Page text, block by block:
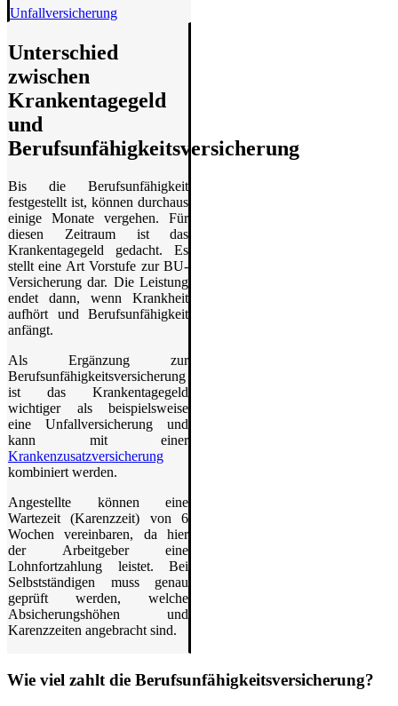
Unfallversicherung
Unterschied
zwischen
Krankentagegeld
und
Berufsunfähigkeitsversicherung
Bis die Berufsunfähigkeit
festgestellt ist, können durchaus
einige Monate vergehen. Für
diesen Zeitraum ist das
Krankentagegeld gedacht. Es
stellt eine Art Vorstufe zur BU-
Versicherung dar. Die Leistung
endet dann, wenn Krankheit
aufhört und Berufsunfähigkeit
anfängt.
Als Ergänzung zur
Berufsunfähigkeitsversicherung
ist das Krankentagegeld
wichtiger als beispielsweise
eine Unfallversicherung und
kann mit einer
Krankenzusatzversicherung
kombiniert werden.
Angestellte können eine
Wartezeit (Karenzzeit) von 6
Wochen vereinbaren, da hier
der Arbeitgeber eine
Lohnfortzahlung leistet. Bei
Selbstständigen muss genau
geprüft werden, welche
Absicherungshöhen und
Karenzzeiten angebracht sind.
Wie viel zahlt die Berufsunfähigkeitsversicherung?